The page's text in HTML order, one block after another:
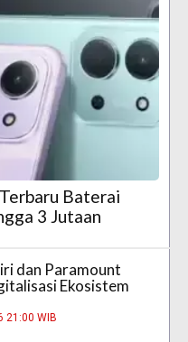
Baterai
3 Jutaan
dan Paramount
Ekosistem
21:00 WIB